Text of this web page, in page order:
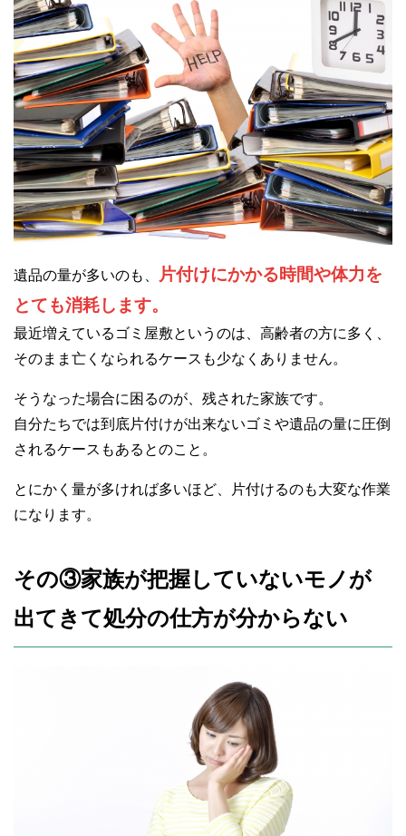
遺品の量が多いのも、
片付けにかかる時間や体力を
とても消耗します。
最近増えているゴミ屋敷というのは、高齢者の方に多く、
そのまま亡くなられるケースも少なくありません。
そうなった場合に困るのが、残された家族です。
自分たちでは到底片付けが出来ないゴミや遺品の量に圧倒
されるケースもあるとのこと。
とにかく量が多ければ多いほど、片付けるのも大変な作業
になります。
その③家族が把握していないモノが
出てきて処分の仕方が分からない